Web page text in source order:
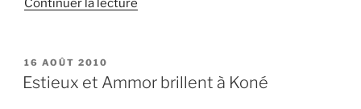
Continuer la lecture
décourage
PUBLIÉ
LE
16 AOÛT 2010
Estieux et Ammor brillent à Koné